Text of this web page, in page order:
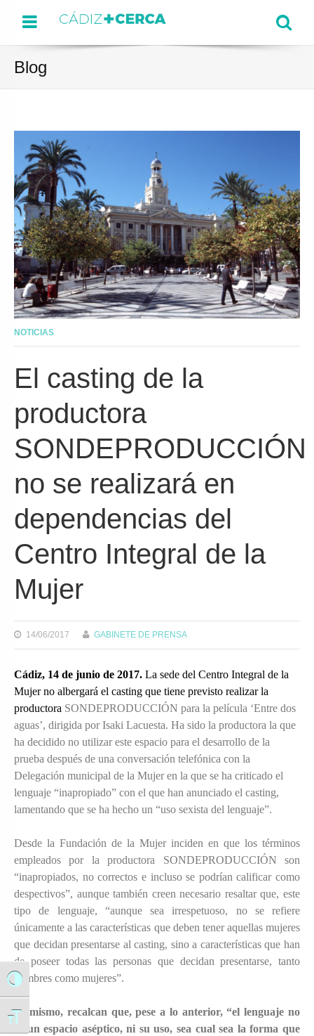
Alternar alto contraste
Alternar tamaño de letra
Menu
Blog
NOTICIAS
El casting de la
productora
SONDEPRODUCCIÓN
no se realizará en
dependencias del
Centro Integral de la
Mujer
14/06/2017 GABINETE DE PRENSA
Cádiz, 14 de junio de 2017. La sede del Centro Integral de la
Mujer no albergará el casting que tiene previsto realizar la
productora SONDEPRODUCCIÓN para la película ‘Entre dos
aguas’, dirigida por Isaki Lacuesta. Ha sido la productora la que
ha decidido no utilizar este espacio para el desarrollo de la
prueba después de una conversación telefónica con la
Delegación municipal de la Mujer en la que se ha criticado el
lenguaje “inapropiado” con el que han anunciado el casting,
lamentando que se ha hecho un “uso sexista del lenguaje”.
Desde la Fundación de la Mujer inciden en que los términos
empleados por la productora SONDEPRODUCCIÓN son
“inapropiados, no correctos e incluso se podrían calificar como
despectivos”, aunque también creen necesario resaltar que, este
tipo de lenguaje, “aunque sea irrespetuoso, no se refiere
únicamente a las características que deben tener aquellas mujeres
que decidan presentarse al casting, sino a características que han
de poseer todas las personas que decidan presentarse, tanto
hombres como mujeres”.
Asimismo, recalcan que, pese a lo anterior, “el lenguaje no
es un espacio aséptico, ni su uso, sea cual sea la forma que